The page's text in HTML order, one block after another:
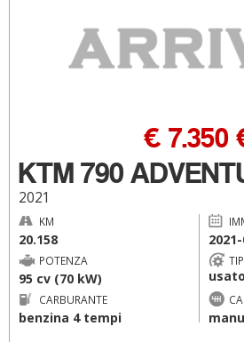
KTM 790
2021
€ 7.350
KM
20.158
POTENZA
95 cv (70 kW) usato
CARBURANTE
benzina 4 tempi